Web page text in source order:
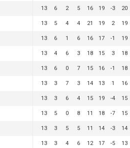
13 6 2 5 16 19 -3 20
13 5 4 4 21 19 2 19
13 6 1 6 16 17 -1 19
13 4 6 3 18 15 3 18
13 6 0 7 15 16 -1 18
13 3 7 3 14 13 1 16
13 3 6 4 15 19 -4 15
13 5 0 8 11 18 -7 15
13 3 5 5 11 14 -3 14
13 3 4 6 12 17 -5 13